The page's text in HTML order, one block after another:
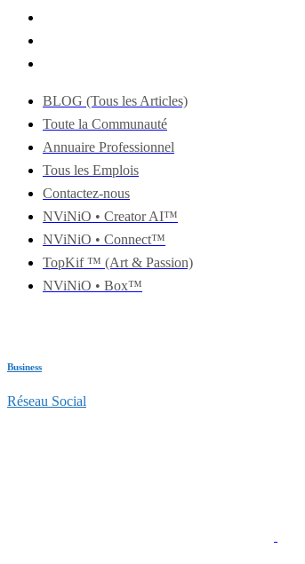
BLOG (Tous les Articles)
Toute la Communauté
Annuaire Professionnel
Tous les Emplois
Contactez-nous
NViNiO • Creator AI™
NViNiO • Connect™
TopKif ™ (Art & Passion)
NViNiO • Box™
Business
Réseau Social